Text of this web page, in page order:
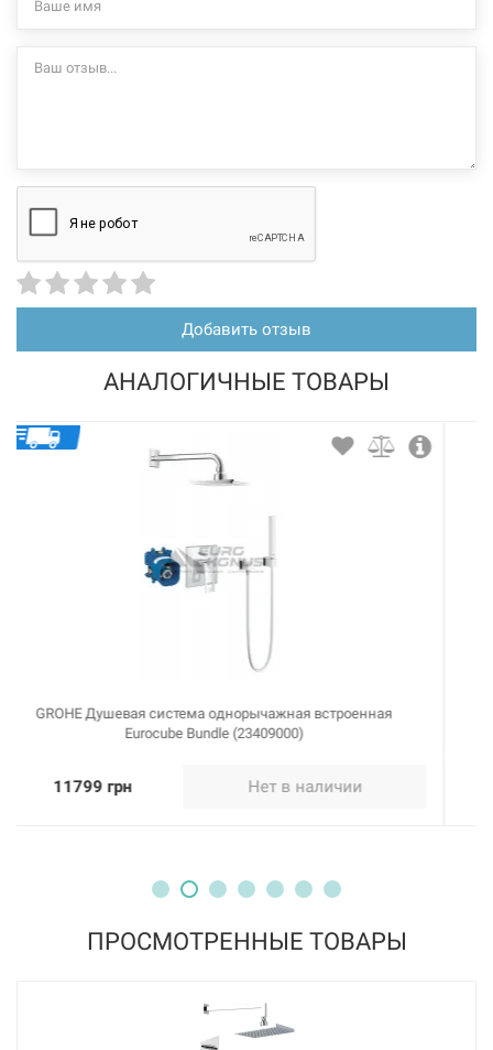
Добавить отзыв
АНАЛОГИЧНЫЕ ТОВАРЫ
GROHE Душевая система однорычажная встроенная
Eurostyle Cosmopolitan (26000001)
11652 грн Нет в наличии
ПРОСМОТРЕННЫЕ ТОВАРЫ